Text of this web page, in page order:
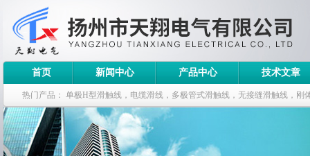
首页 新闻中心 产品中心 技术文章
热门产品： 单极H型滑触线，电缆滑线，多极管式滑触线，无接缝滑触线，刚
钢电缆滑车